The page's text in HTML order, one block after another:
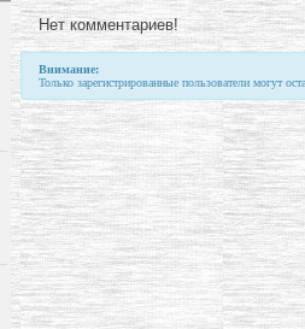
Нет комментариев!
Внимание:
Только зарегистрированные пользователи могут